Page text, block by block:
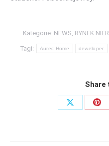
Kategorie: NEWS, RYNEK
Tagi: Aurec Home deweloper
Share
Share